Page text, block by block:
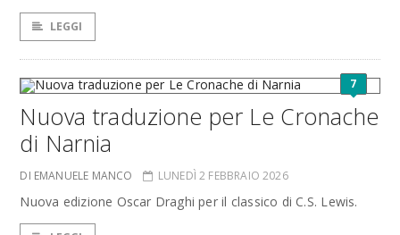
LEGGI
7
Nuova traduzione per Le Cronache
di Narnia
DI EMANUELE MANCO LUNEDÌ 2 FEBBRAIO 2026
Nuova edizione Oscar Draghi per il classico di C.S. Lewis.